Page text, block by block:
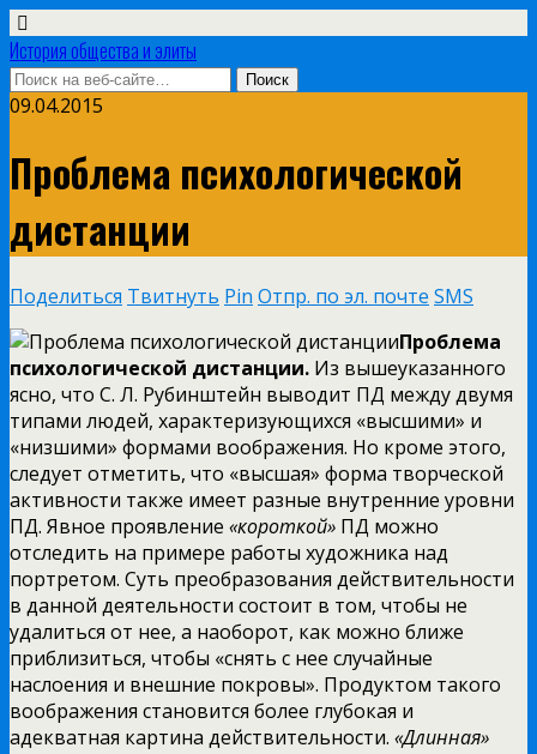
История общества и элиты
09.04.2015
Проблема психологической
дистанции
Поделиться Твитнуть Pin Отпр. по эл. почте SMS
Проблема
психологической дистанции. Из вышеуказанного
ясно, что С. Л. Рубинштейн выводит ПД между двумя
типами людей, характеризующихся «высшими» и
«низшими» формами воображения. Но кроме этого,
следует отметить, что «высшая» форма творческой
активности также имеет разные внутренние уровни
ПД. Явное проявление «короткой» ПД можно
отследить на примере работы художника над
портретом. Суть преобразования действительности
в данной деятельности состоит в том, чтобы не
удалиться от нее, а наоборот, как можно ближе
приблизиться, чтобы «снять с нее случайные
наслоения и внешние покровы». Продуктом такого
воображения становится более глубокая и
адекватная картина действительности. «Длинная»